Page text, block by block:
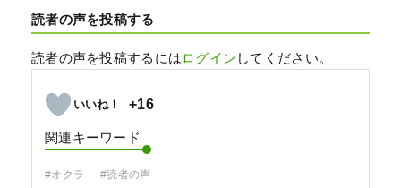
読者の声を投稿する
読者の声を投稿するにはログイン してください。
+16
関連キーワード
#オクラ #読者の声